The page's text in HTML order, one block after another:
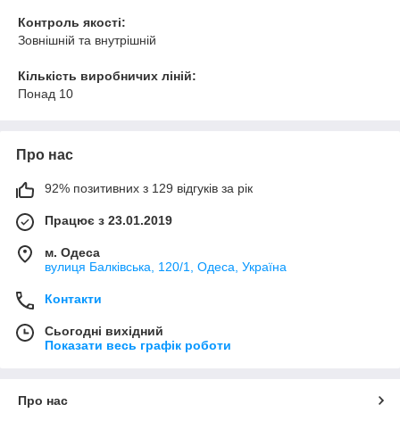
Контроль якості:
Зовнішній та внутрішній
Кількість виробничих ліній:
Понад 10
Про нас
92% позитивних з 129 відгуків за рік
Працює з 23.01.2019
м. Одеса
вулиця Балківська, 120/1, Одеса, Україна
Контакти
Сьогодні вихідний
Показати весь графік роботи
Про нас